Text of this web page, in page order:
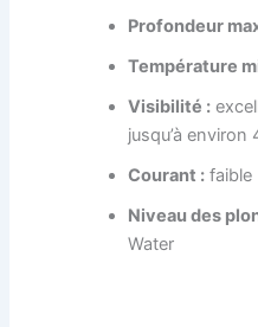
Profondeur
Température
Visibilité :
jusqu’à environ
Courant : faible
Niveau des
Water